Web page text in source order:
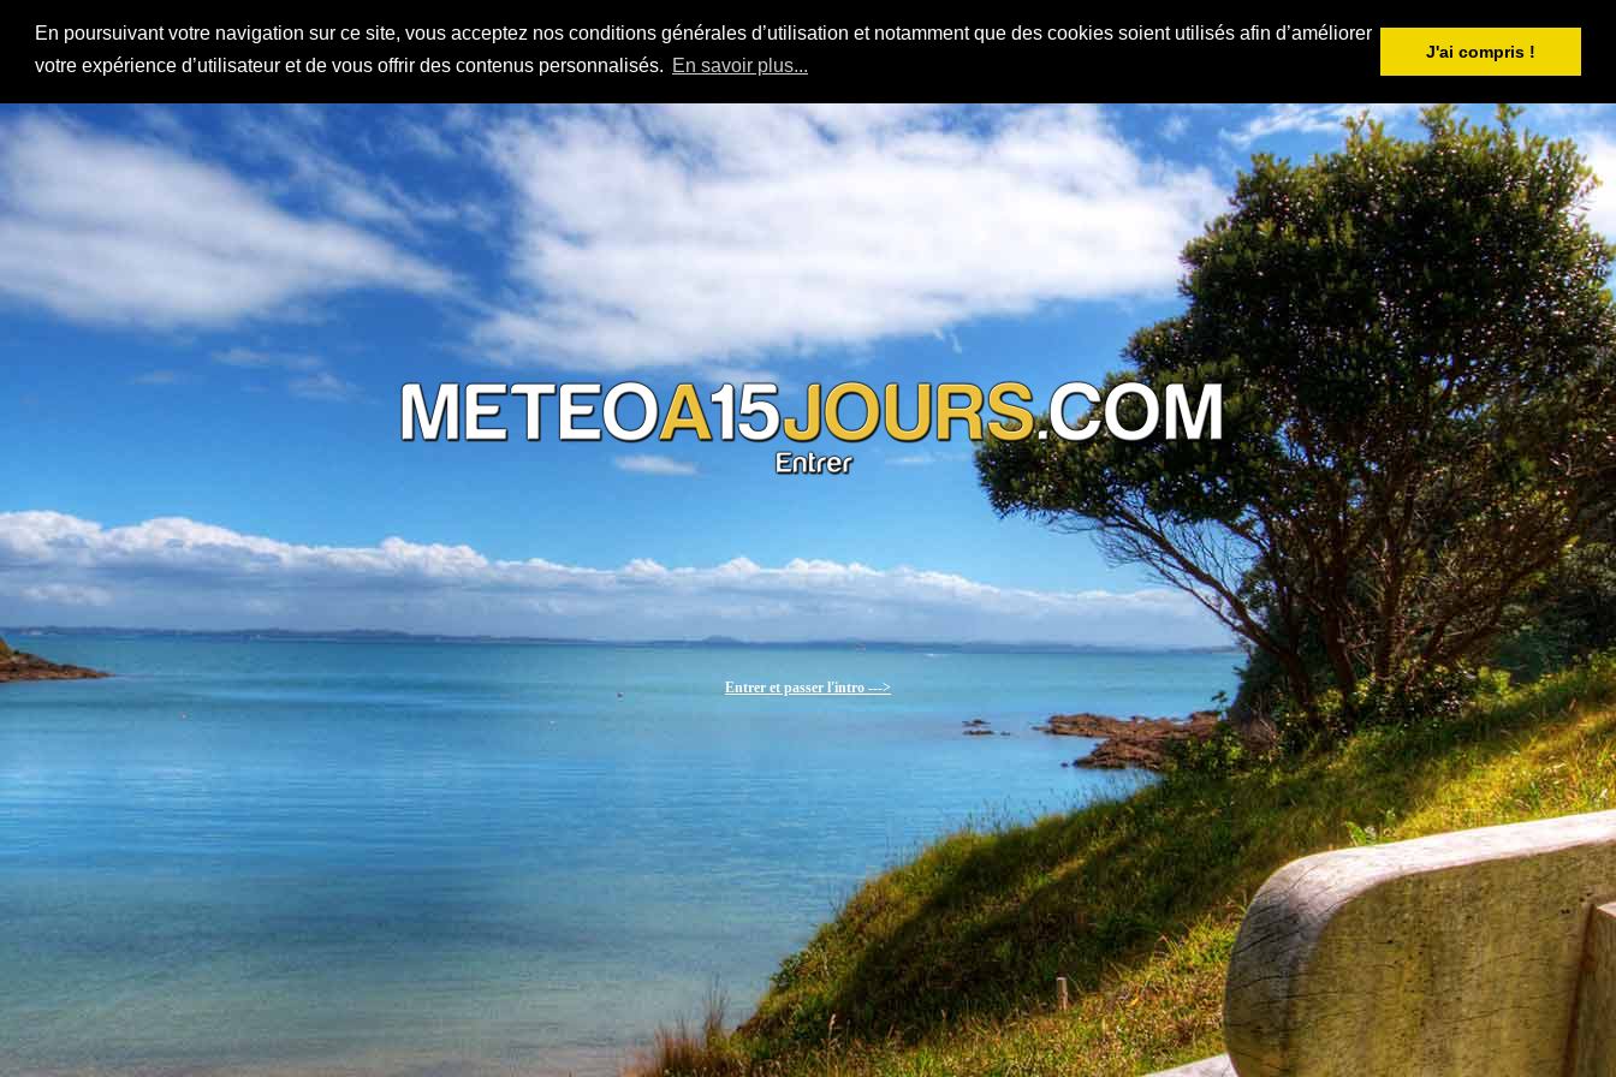
En poursuivant votre navigation sur ce site, vous acceptez nos conditions générales d’utilisation et notamment que des cookies soient utilisés afin d’améliorer
votre expérience d’utilisateur et de vous offrir des contenus personnalisés. En savoir plus...
J'ai compris !
Entrer et passer l'intro --->